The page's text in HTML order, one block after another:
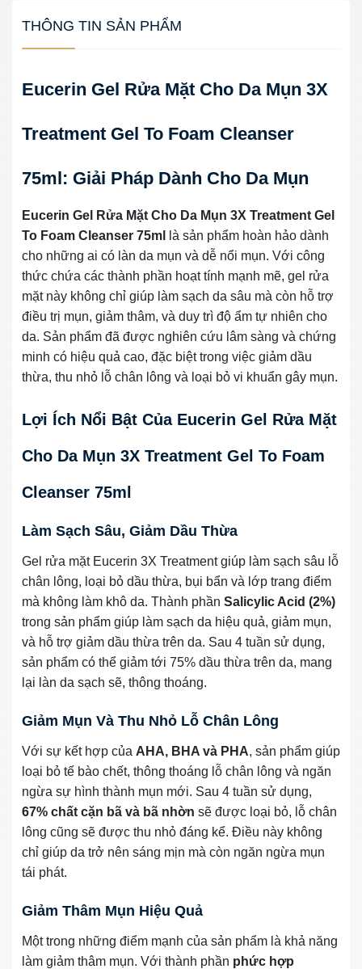
THÔNG TIN SẢN PHẨM
Eucerin Gel Rửa Mặt Cho Da Mụn 3X
Treatment Gel To Foam Cleanser
75ml: Giải Pháp Dành Cho Da Mụn
Eucerin Gel Rửa Mặt Cho Da Mụn 3X Treatment Gel
To Foam Cleanser 75ml
là sản phẩm hoàn hảo dành
cho những ai có làn da mụn và dễ nổi mụn. Với công
thức chứa các thành phần hoạt tính mạnh mẽ, gel rửa
mặt này không chỉ giúp làm sạch da sâu mà còn hỗ trợ
điều trị mụn, giảm thâm, và duy trì độ ẩm tự nhiên cho
da. Sản phẩm đã được nghiên cứu lâm sàng và chứng
minh có hiệu quả cao, đặc biệt trong việc giảm dầu
thừa, thu nhỏ lỗ chân lông và loại bỏ vi khuẩn gây mụn.
Lợi Ích Nổi Bật Của Eucerin Gel Rửa Mặt
Cho Da Mụn 3X Treatment Gel To Foam
Cleanser 75ml
Làm Sạch Sâu, Giảm Dầu Thừa
Gel rửa mặt Eucerin 3X Treatment giúp làm sạch sâu lỗ
chân lông, loại bỏ dầu thừa, bụi bẩn và lớp trang điểm
mà không làm khô da. Thành phần Salicylic Acid (2%)
trong sản phẩm giúp làm sạch da hiệu quả, giảm mụn,
và hỗ trợ giảm dầu thừa trên da. Sau 4 tuần sử dụng,
sản phẩm có thể giảm tới 75% dầu thừa trên da, mang
lại làn da sạch sẽ, thông thoáng.
Giảm Mụn Và Thu Nhỏ Lỗ Chân Lông
Với sự kết hợp của AHA, BHA và PHA, sản phẩm giúp
loại bỏ tế bào chết, thông thoáng lỗ chân lông và ngăn
ngừa sự hình thành mụn mới. Sau 4 tuần sử dụng,
67% chất cặn bã và bã nhờn sẽ được loại bỏ, lỗ chân
lông cũng sẽ được thu nhỏ đáng kể. Điều này không
chỉ giúp da trở nên sáng mịn mà còn ngăn ngừa mụn
tái phát.
Giảm Thâm Mụn Hiệu Quả
Một trong những điểm mạnh của sản phẩm là khả năng
làm giảm thâm mụn. Với thành phần phức hợp